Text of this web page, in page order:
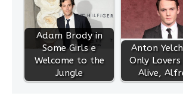
Adam Brody in
Some Girls e
Welcome to the
Jungle
Anton
Only
Alive,